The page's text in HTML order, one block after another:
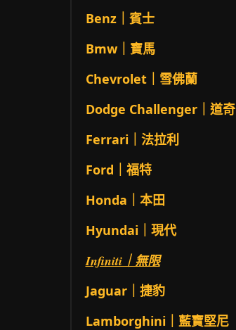
Benz｜賓士
Bmw｜寶馬
Chevrolet｜雪佛蘭
Dodge Challenger｜道奇
Ferrari｜法拉利
Ford｜福特
Honda｜本田
Hyundai｜現代
Infiniti｜無限
Jaguar｜捷豹
Lamborghini｜藍寶堅尼